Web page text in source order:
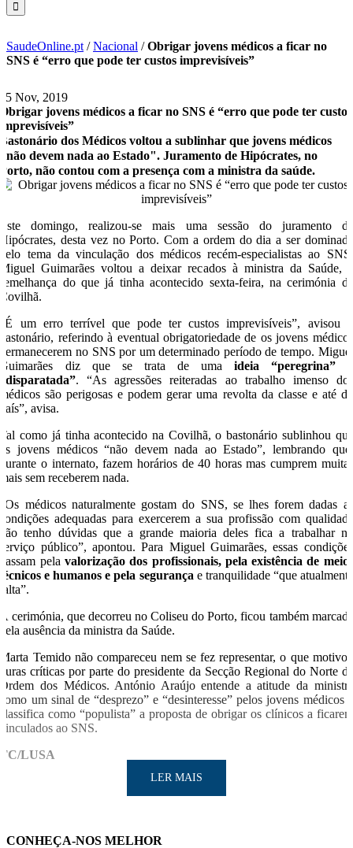
SaudeOnline.pt /Nacional /Obrigar jovens médicos a ficar no
SNS é “erro que pode ter custos imprevisíveis”
25 Nov, 2019
Obrigar jovens médicos a ficar no SNS é “erro que pode ter custos
imprevisíveis”
Bastonário dos Médicos voltou a sublinhar que jovens médicos
"não devem nada ao Estado". Juramento de Hipócrates, no
Porto, não contou com a presença com a ministra da saúde.
Este domingo, realizou-se mais uma sessão do juramento de
Hipócrates, desta vez no Porto. Com a ordem do dia a ser dominada
pelo tema da vinculação dos médicos recém-especialistas ao SNS,
Miguel Guimarães voltou a deixar recados à ministra da Saúde, à
semelhança do que já tinha acontecido sexta-feira, na cerimónia da
Covilhã.
“É um erro terrível que pode ter custos imprevisíveis”, avisou o
bastonário, referindo à eventual obrigatoriedade de os jovens médicos
permanecerem no SNS por um determinado período de tempo. Miguel
Guimarães diz que se trata de uma ideia “peregrina” e
“disparatada”. “As agressões reiteradas ao trabalho imenso dos
médicos são perigosas e podem gerar uma revolta da classe e até do
país”, avisa.
Tal como já tinha acontecido na Covilhã, o bastonário sublinhou que
os jovens médicos “não devem nada ao Estado”, lembrando que,
durante o internato, fazem horários de 40 horas mas cumprem muitas
mais sem receberem nada.
“Os médicos naturalmente gostam do SNS, se lhes forem dadas as
condições adequadas para exercerem a sua profissão com qualidade
não tenho dúvidas que a grande maioria deles fica a trabalhar no
serviço público”, apontou. Para Miguel Guimarães, essas condições
passam pela valorização dos profissionais, pela existência de meios
técnicos e humanos e pela segurança e tranquilidade “que atualmente
falta”.
A cerimónia, que decorreu no Coliseu do Porto, ficou também marcada
pela ausência da ministra da Saúde.
Marta Temido não compareceu nem se fez representar, o que motivou
duras críticas por parte do presidente da Secção Regional do Norte da
Ordem dos Médicos. António Araújo entende a atitude da ministra
como um sinal de “desprezo” e “desinteresse” pelos jovens médicos e
classifica como “populista” a proposta de obrigar os clínicos a ficarem
vinculados ao SNS.
TC/LUSA
LER MAIS
CONHEÇA-NOS MELHOR